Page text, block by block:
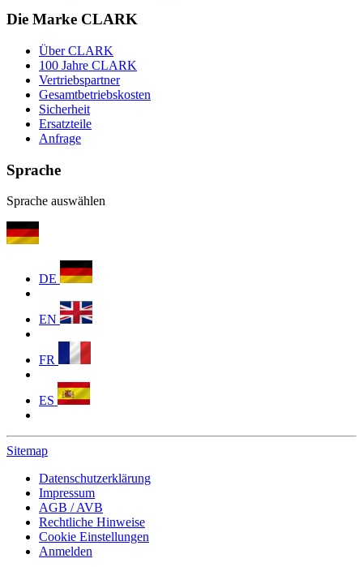
Die Marke CLARK
Über CLARK
100 Jahre CLARK
Vertriebspartner
Gesamtbetriebskosten
Sicherheit
Ersatzteile
Anfrage
Sprache
Sprache auswählen
DE
EN
FR
ES
Sitemap
Datenschutzerklärung
Impressum
AGB / AVB
Rechtliche Hinweise
Cookie Einstellungen
Anmelden